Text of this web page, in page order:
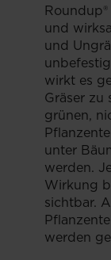
und
und
wirkt es
Gräser zu
grünen,
unter
werden.
Wirkung
sichtbar.
werden